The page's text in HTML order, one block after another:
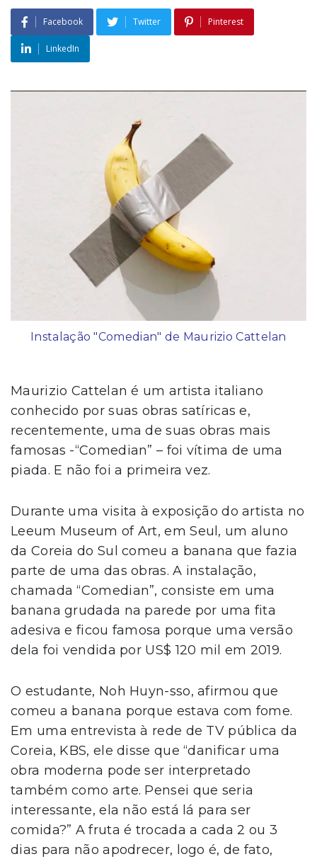
Facebook Twitter Pinterest
LinkedIn
Instalação "Comedian" de Maurizio Cattelan
Maurizio Cattelan é um artista italiano
conhecido por suas obras satíricas e,
recentemente, uma de suas obras mais
famosas -“Comedian” – foi vítima de uma
piada. E não foi a primeira vez.
Durante uma visita à exposição do artista no
Leeum Museum of Art, em Seul, um aluno
da Coreia do Sul comeu a banana que fazia
parte de uma das obras. A instalação,
chamada “Comedian”, consiste em uma
banana grudada na parede por uma fita
adesiva e ficou famosa porque uma versão
dela foi vendida por US$ 120 mil em 2019.
O estudante, Noh Huyn-sso, afirmou que
comeu a banana porque estava com fome.
Em uma entrevista à rede de TV pública da
Coreia, KBS, ele disse que “danificar uma
obra moderna pode ser interpretado
também como arte. Pensei que seria
interessante, ela não está lá para ser
comida?” A fruta é trocada a cada 2 ou 3
dias para não apodrecer, logo é, de fato,